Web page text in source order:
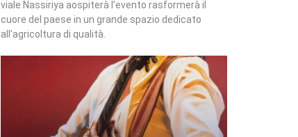
viale Nassiriya aospiterà l’evento rasformerà il
cuore del paese in un grande spazio dedicato
all’agricoltura di qualità.